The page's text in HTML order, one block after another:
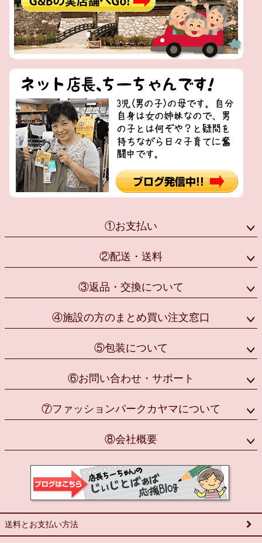
①お支払い
②配送・送料
③返品・交換について
④施設の方のまとめ買い注文窓口
⑤包装について
⑥お問い合わせ・サポート
⑦ファッションパークカヤマについて
⑧会社概要
送料とお支払い方法